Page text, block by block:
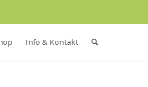
Info & Kontakt